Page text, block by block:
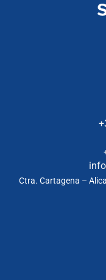
Ctra. Cartagena –